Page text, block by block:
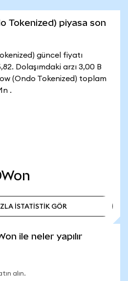
Tokenized) piyasa son
güncel fiyatı
Dolaşımdaki arzı 3,00 B
(Ondo Tokenized) toplam
.
İSTATİSTİK GÖR
ile neler yapılır
alın.